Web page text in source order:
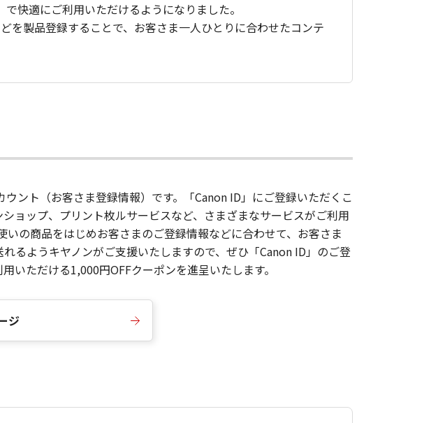
快適にご利用いただけるようになりました。
を製品登録することで、お客さま一人ひとりに合わせたコンテ
ント（お客さま登録情報）です。「Canon ID」にご登録いただくこ
ョップ、プリント枚ルサービスなど、さまざまなサービスがご利用
の商品をはじめお客さまのご登録情報などに合わせて、お客さま
るようキヤノンがご支援いたしますので、ぜひ「Canon ID」のご登
いただける1,000円OFFクーポンを進呈いたします。
ジ